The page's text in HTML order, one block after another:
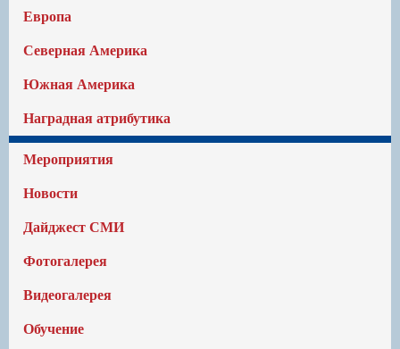
Европа
Северная Америка
Южная Америка
Наградная атрибутика
Мероприятия
Новости
Дайджест СМИ
Фотогалерея
Видеогалерея
Обучение